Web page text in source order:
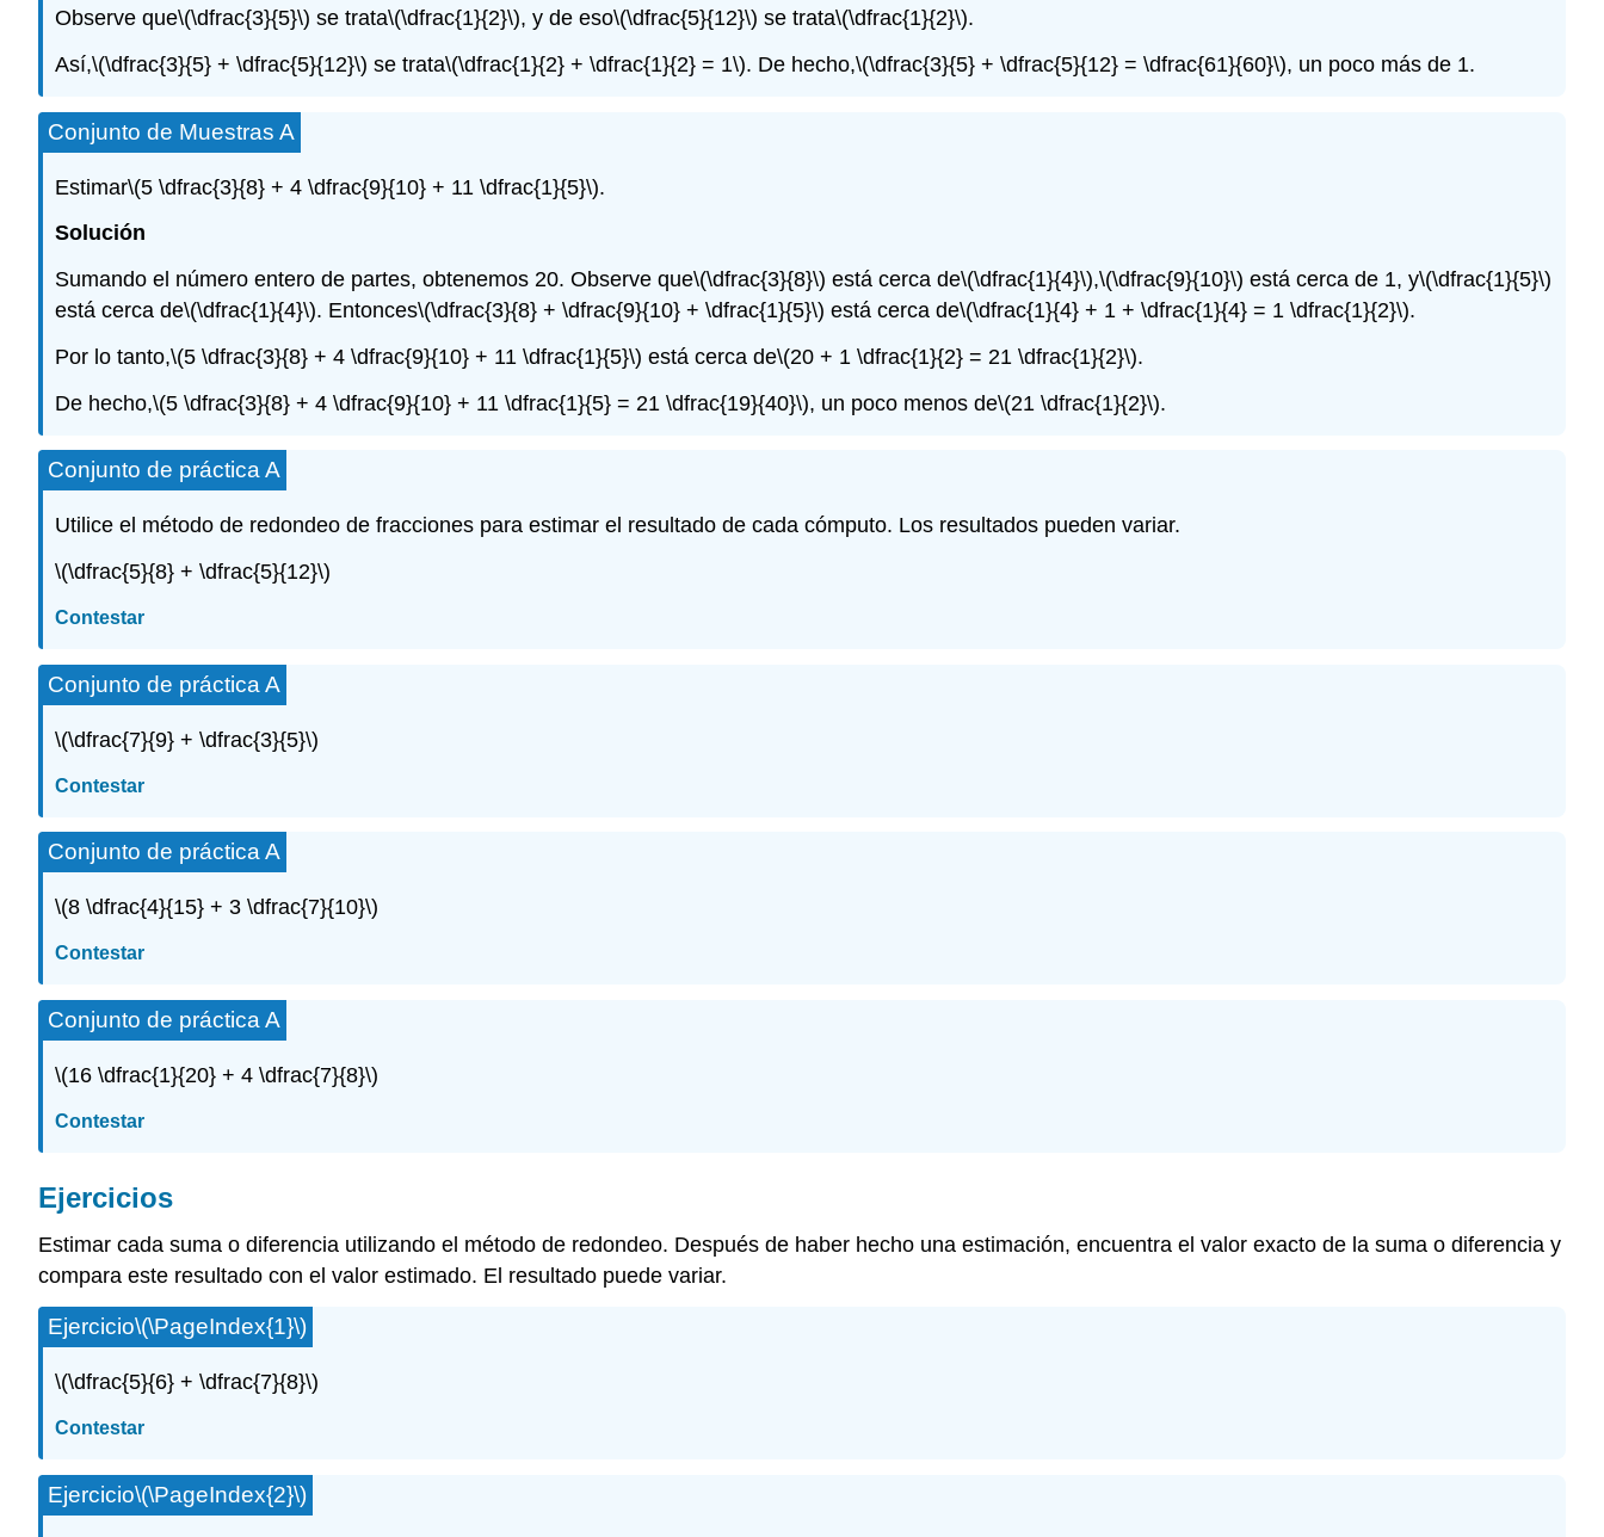
Observe que\(\dfrac{3}{5}\) se trata\(\dfrac{1}{2}\), y de eso\(\dfrac{5}{12}\) se trata\(\dfrac{1}{2}\).
Así,\(\dfrac{3}{5} + \dfrac{5}{12}\) se trata\(\dfrac{1}{2} + \dfrac{1}{2} = 1\). De hecho,\(\dfrac{3}{5} + \dfrac{5}{12} = \dfrac{61}{60}\), un poco más de 1.
Conjunto de Muestras A
Estimar\(5 \dfrac{3}{8} + 4 \dfrac{9}{10} + 11 \dfrac{1}{5}\).
Solución
Sumando el número entero de partes, obtenemos 20. Observe que\(\dfrac{3}{8}\) está cerca de\(\dfrac{1}{4}\),\(\dfrac{9}{10}\) está cerca de 1, y\(\dfrac{1}{5}\)
está cerca de\(\dfrac{1}{4}\). Entonces\(\dfrac{3}{8} + \dfrac{9}{10} + \dfrac{1}{5}\) está cerca de\(\dfrac{1}{4} + 1 + \dfrac{1}{4} = 1 \dfrac{1}{2}\).
Por lo tanto,\(5 \dfrac{3}{8} + 4 \dfrac{9}{10} + 11 \dfrac{1}{5}\) está cerca de\(20 + 1 \dfrac{1}{2} = 21 \dfrac{1}{2}\).
De hecho,\(5 \dfrac{3}{8} + 4 \dfrac{9}{10} + 11 \dfrac{1}{5} = 21 \dfrac{19}{40}\), un poco menos de\(21 \dfrac{1}{2}\).
Conjunto de práctica A
Utilice el método de redondeo de fracciones para estimar el resultado de cada cómputo. Los resultados pueden variar.
\(\dfrac{5}{8} + \dfrac{5}{12}\)
Contestar
Conjunto de práctica A
\(\dfrac{7}{9} + \dfrac{3}{5}\)
Contestar
Conjunto de práctica A
\(8 \dfrac{4}{15} + 3 \dfrac{7}{10}\)
Contestar
Conjunto de práctica A
\(16 \dfrac{1}{20} + 4 \dfrac{7}{8}\)
Contestar
Ejercicios
Estimar cada suma o diferencia utilizando el método de redondeo. Después de haber hecho una estimación, encuentra el valor exacto de la suma o diferencia y
compara este resultado con el valor estimado. El resultado puede variar.
Ejercicio\(\PageIndex{1}\)
\(\dfrac{5}{6} + \dfrac{7}{8}\)
Contestar
Ejercicio\(\PageIndex{2}\)